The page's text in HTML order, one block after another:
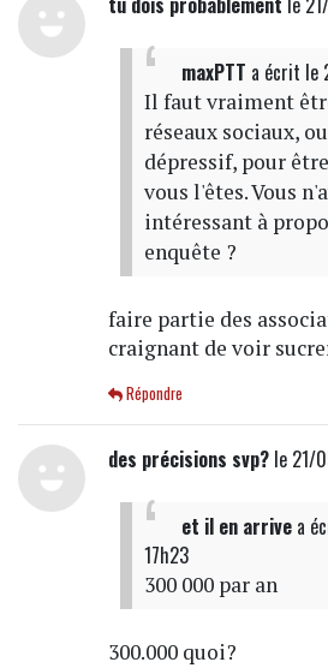
maxPTT a écrit le
Il faut vraiment
réseaux sociaux,
dépressif, pour
vous l'êtes. Vous
intéressant à
enquête ?
faire partie des
craignant de voir
Répondre
des précisions svp?le 21/
et il en arrivea
17h23
300 000 par an
300.000 quoi?